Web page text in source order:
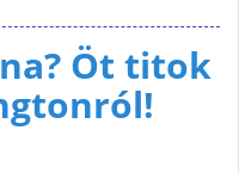
Öt titok